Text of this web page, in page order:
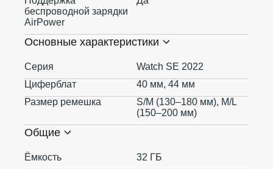
беспроводной зарядки
AirPower
Основные характеристики
Серия
Watch SE 2022
Циферблат
40 мм, 44 мм
Размер ремешка
S/M (130–180 мм), M/L
(150–200 мм)
Общие
Ёмкость
32 ГБ